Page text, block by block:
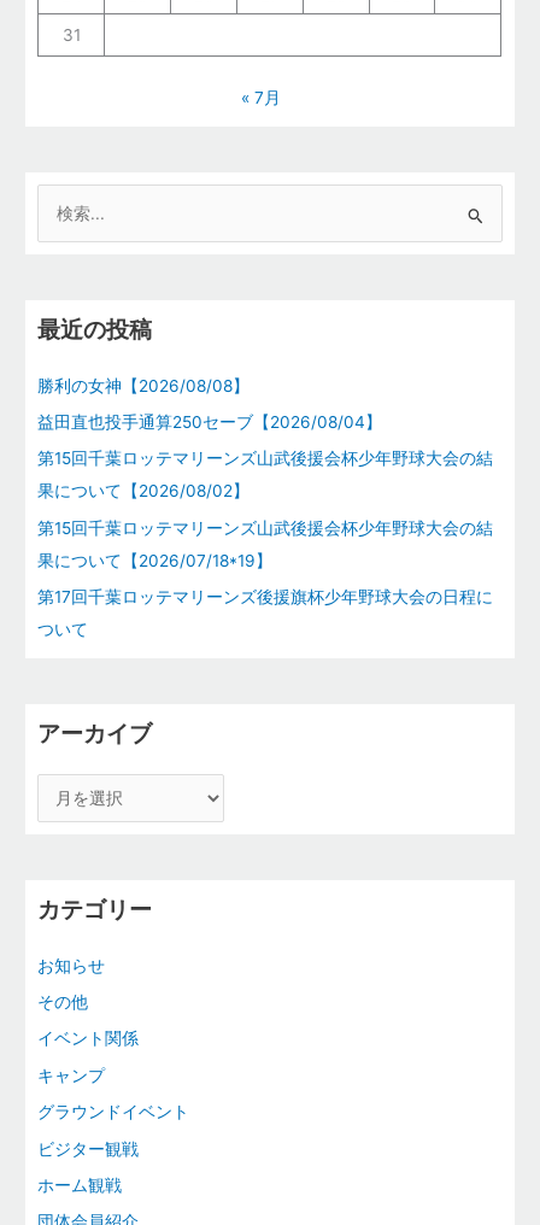
31
« 7月
象
最近の投稿
勝利の女神【2026/08/08】
益田直也投手通算250セーブ【2026/08/04】
第15回千葉ロッテマリーンズ山武後援会杯少年野球大会の結
果について【2026/08/02】
第15回千葉ロッテマリーンズ山武後援会杯少年野球大会の結
果について【2026/07/18*19】
第17回千葉ロッテマリーンズ後援旗杯少年野球大会の日程に
ついて
アーカイブ
カテゴリー
お知らせ
その他
イベント関係
キャンプ
グラウンドイベント
ビジター観戦
ホーム観戦